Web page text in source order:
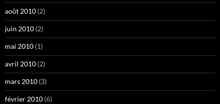
août 2010 (2)
juin 2010 (2)
mai 2010 (1)
avril 2010 (2)
mars 2010 (3)
février 2010 (6)